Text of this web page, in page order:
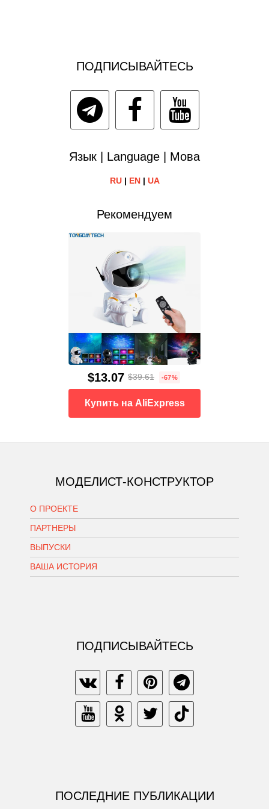
ПОДПИСЫВАЙТЕСЬ
Язык | Language | Мова
RU| EN| UA
Рекомендуем
$13.07 $39.61 -67%
Купить на AliExpress
МОДЕЛИСТ-КОНСТРУКТОР
О ПРОЕКТЕ
ПАРТНЕРЫ
ВЫПУСКИ
ВАША ИСТОРИЯ
ПОДПИСЫВАЙТЕСЬ
ПОСЛЕДНИЕ ПУБЛИКАЦИИ